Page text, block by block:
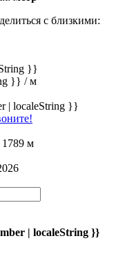
с близкими:
}}
}} / м
| localeString }}
1789 м
| localeString }}